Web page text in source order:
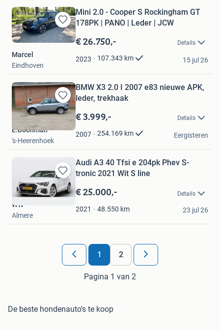
Bewaren
in
Favorieten
Mini 2.0 - Cooper S Rockingham GT
178PK | PANO | Leder | JCW
€ 26.750,- Details
2023 107.343 km
Marcel
Eindhoven
15 jul 26
Bewaren
in
Mijn
Favorieten
BMW X3 2.0 I 2007 e83 nieuwe APK,
leder, trekhaak
€ 3.999,- Details
2007 254.169 km
E.Boonman
's-Heerenhoek
Eergisteren
Bewaren
in
Mijn
Favorieten
Audi A3 40 Tfsi e 204pk Phev S-
tronic 2021 Wit S line
€ 25.000,- Details
2021 48.550 km
WW
Almere
23 jul 26
1 2
Pagina 1 van 2
De beste hondenauto's te koop